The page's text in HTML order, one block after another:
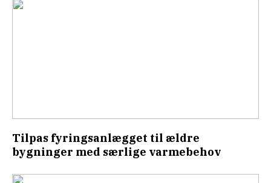
Tilpas fyringsanlægget til ældre
bygninger med særlige varmebehov